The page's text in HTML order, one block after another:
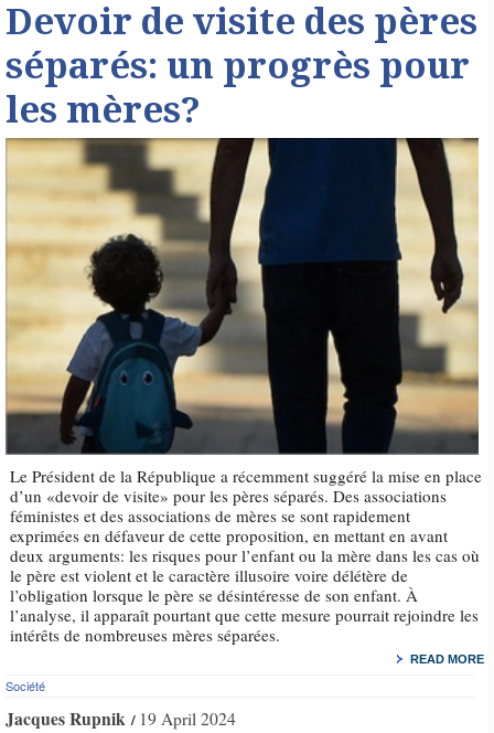
Devoir de visite des pères
séparés: un progrès pour
les mères?
Le Président de la République a récemment suggéré la mise en place
d’un «devoir de visite» pour les pères séparés. Des associations
féministes et des associations de mères se sont rapidement
exprimées en défaveur de cette proposition, en mettant en avant
deux arguments: les risques pour l’enfant ou la mère dans les cas où
le père est violent et le caractère illusoire voire délétère de
l’obligation lorsque le père se désintéresse de son enfant. À
l’analyse, il apparaît pourtant que cette mesure pourrait rejoindre les
intérêts de nombreuses mères séparées.
READ MORE
Société
Jacques Rupnik 19 April 2024